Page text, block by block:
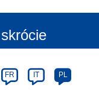
FR IT PL